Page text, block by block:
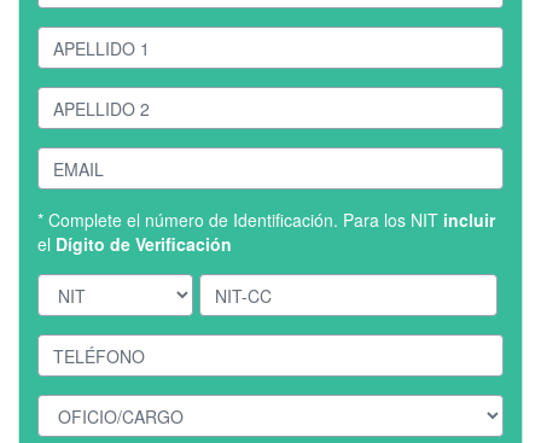
* Complete el número de Identificación. Para los NIT incluir
el Dígito de Verificación